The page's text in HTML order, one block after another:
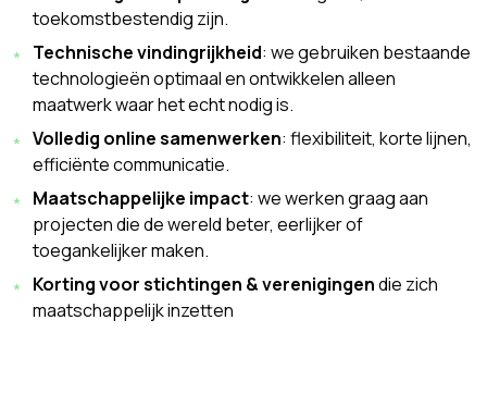
toekomstbestendig zijn.
Technische vindingrijkheid: we gebruiken bestaande
technologieën optimaal en ontwikkelen alleen
maatwerk waar het echt nodig is.
Volledig online samenwerken: flexibiliteit, korte lijnen,
efficiënte communicatie.
Maatschappelijke impact: we werken graag aan
projecten die de wereld beter, eerlijker of
toegankelijker maken.
Korting voor stichtingen & verenigingendie zich
maatschappelijk inzetten